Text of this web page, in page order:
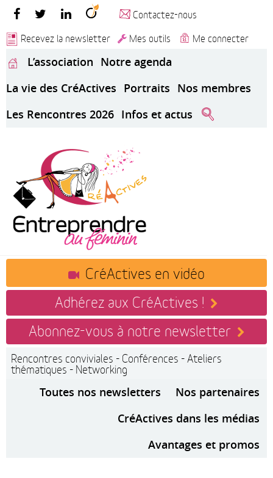
Contactez-nous
Recevez la newsletter
Mes outils Me connecter
L’association Notre agenda
La vie des CréActives Portraits Nos membres
Les Rencontres 2026 Infos et actus
CréActives en vidéo
Adhérez aux CréActives !
Abonnez-vous à notre newsletter
Rencontres conviviales - Conférences - Ateliers
thématiques - Networking
Toutes nos newsletters
Nos partenaires
CréActives dans les médias
Avantages et promos